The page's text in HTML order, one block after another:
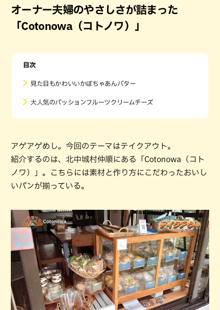
オーナー夫婦のやさしさが詰まった
「Cotonowa（コトノワ）」
目次
見た目もかわいいかぼちゃあんバター
大人気のパッションフルーツクリームチーズ
アゲアゲめし。今回のテーマはテイクアウト。
紹介するのは、北中城村仲順にある「Cotonowa（コト
ノワ）」。こちらには素材と作り方にこだわったおいし
いパンが揃っている。